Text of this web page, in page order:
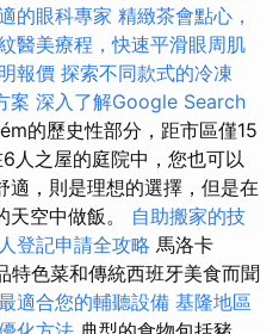
的眼科專家 精緻茶會點心，
醫美療程，快速平滑眼周肌
報價 探索不同款式的冷凍
案 深入了解Google Search
的歷史性部分，距市區僅15
人之屋的庭院中，您也可以
適，則是理想的選擇，但是在
天空中做飯。 自助搬家的技
登記申請全攻略 馬洛卡
特色菜和傳統西班牙美食而聞
適合您的輔聽設備 基隆地區